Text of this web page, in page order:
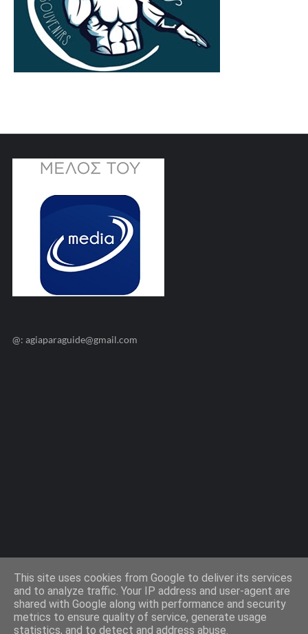
@: agiaparaguide@gmail.com
Design by -Templateify
This site uses cookies from Google to deliver its services
and to analyze traffic. Your IP address and user-agent are
shared with Google along with performance and security
metrics to ensure quality of service, generate usage
statistics, and to detect and address abuse.